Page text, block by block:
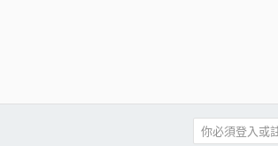
你必須登入或